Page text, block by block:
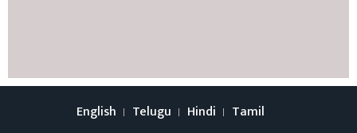
English Telugu Hindi
Tamil